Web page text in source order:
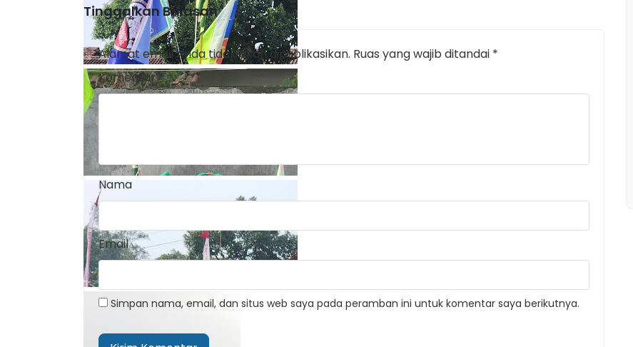
Tinggalkan Balasan
Alamat email Anda tidak akan dipublikasikan. Ruas yang wajib ditandai *
Komentar*
Nama
Email
Simpan nama, email, dan situs web saya pada peramban ini untuk komentar saya berikutnya.